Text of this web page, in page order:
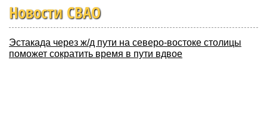
Новости CВАО
Эстакада через ж/д пути на северо-востоке столицы
поможет сократить время в пути вдвое